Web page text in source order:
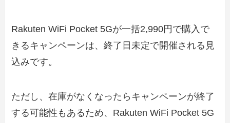
Rakuten WiFi Pocket 5Gが一括2,990円で購入で
きるキャンペーンは、終了日未定で開催される見
込みです。
ただし、在庫がなくなったらキャンペーンが終了
する可能性もあるため、Rakuten WiFi Pocket 5G